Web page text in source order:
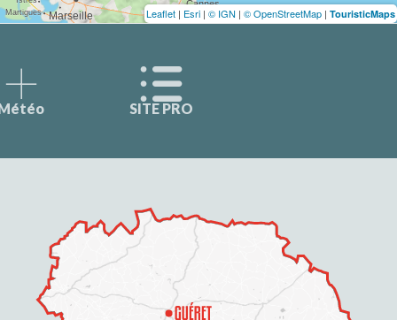
Leaflet | Esri | © IGN | © OpenStreetMap | TouristicMaps
SITE PRO